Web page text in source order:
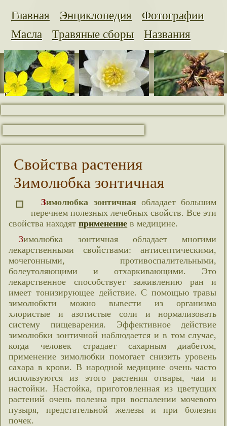
Главная Энциклопедия
Фотографии
Масла
Травяные сборы Названия
Свойства растения
Зимолюбка зонтичная
Зимолюбка зонтичнаяобладает большим
перечнем полезных лечебных свойств. Все эти
свойства находятприменение в медицине.
Зимолюбка зонтичная обладает многими
лекарственными свойствами: антисептическими,
мочегонными, противоспалительными,
болеутоляющими и отхаркивающими. Это
лекарственное способствует заживлению ран и
имеет тонизирующее действие. С помощью травы
зимолюбкти можно вывести из организма
хлористые и азотистые соли и нормализовать
систему пищеварения. Эффективное действие
зимолюбки зонтичной наблюдается и в том случае,
когда человек страдает сахарным диабетом,
применение зимолюбки помогает снизить уровень
сахара в крови. В народной медицине очень часто
используются из этого растения отвары, чаи и
настойки. Настойка, приготовленная из цветущих
растений очень полезна при воспалении мочевого
пузыря, предстательной железы и при болезни
почек.